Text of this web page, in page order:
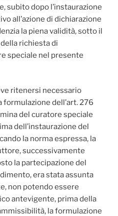
subito dopo l’instaurazione
all’azione di dichiarazione
la piena validità, sotto il
richiesta di
speciale nel presente
ritenersi necessario
formulazione dell’art. 276
del curatore speciale
dell’instaurazione del
la norma espressa, la
successivamente
la partecipazione del
era stata assunta
non potendo essere
antevigente, prima della
la formulazione